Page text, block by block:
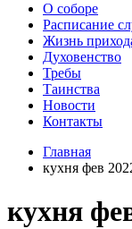
О соборе
Расписание
Жизнь
Духовенство
Требы
Таинства
Новости
Контакты
Главная
кухня фев
кухня